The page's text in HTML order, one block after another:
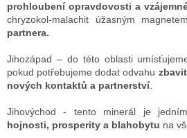
prohloubení opravdovosti a
chryzokol-malachit úžasným
partnera.
Jihozápad – do této oblasti
pokud potřebujeme dodat odvahu
nových kontaktů a partnerství.
Jihovýchod - tento minerál je
hojnosti, prosperity a blahobytu na